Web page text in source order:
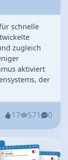
schnelle
zugleich
aktiviert
der
17 571 0